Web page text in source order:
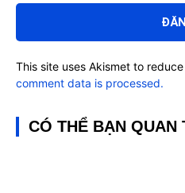
luận:
This site uses Akismet to
comment data is processed.
CÓ THỂ BẠN QUAN